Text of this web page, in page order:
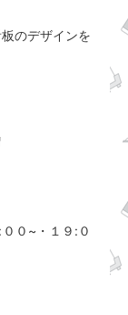
のデザインを
０~・１９:０